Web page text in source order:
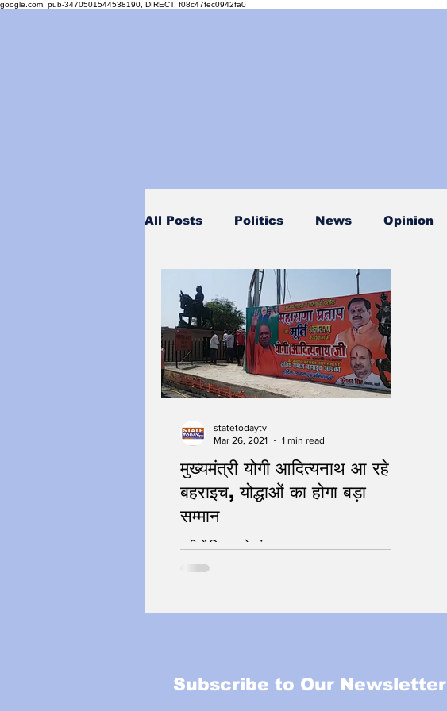
google.com, pub-3470501544538190, DIRECT, f08c47fec0942fa0
All Posts Politics News Opinion
Personality
मुख्यमंत्री योगी आदित्यनाथ आ रहे हैं
बहराइच, योद्धाओं का होगा बड़ा
सम्मान
यूपी में विकास के पंख
statetodaytv
Mar 26, 2021
1 min read
Subscribe to Our Newsletter